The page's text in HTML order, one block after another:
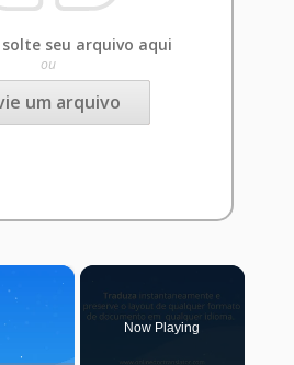
seu arquivo aqui
ou
um arquivo
×
Now Playing